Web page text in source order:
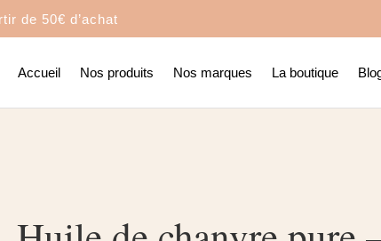
de 50€ d’achat
Accueil Nos produits Nos marques La boutique